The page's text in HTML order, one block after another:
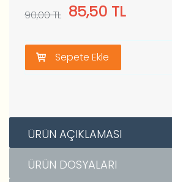
90,00 TL 85,50 TL
Sepete Ekle
ÜRÜN AÇIKLAMASI
ÜRÜN DOSYALARI